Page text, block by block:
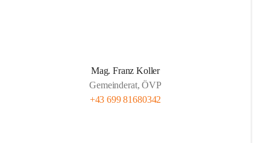
Mag. Franz Koller
Gemeinderat, ÖVP
+43 699 81680342